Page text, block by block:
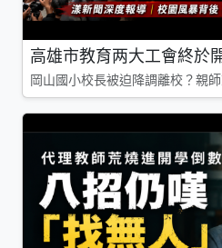
高雄市教育两大工會終於
岡山國小校長被迫降調離校？親